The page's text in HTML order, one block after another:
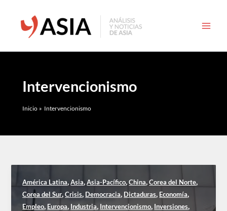
contenido
Intervencionismo
Inicio Intervencionismo
América Latina,Asia,Asia-Pacífico,China,Corea del Norte,
Corea del Sur,Crisis, Democracia, Dictaduras, Economía,
Empleo, Europa, Industria, Intervencionismo, Inversiones,